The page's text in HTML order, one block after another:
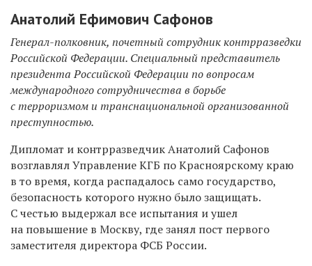
Анатолий Ефимович Сафонов
Генерал-полковник, почетный сотрудник контрразведки
Российской Федерации. Специальный представитель
президента Российской Федерации по вопросам
международного сотрудничества в борьбе
с терроризмом и транснациональной организованной
преступностью.
Дипломат и контрразведчикАнатолий Сафонов
возглавлял Управление КГБ по Красноярскому краю
в то время, когда распадалось само государство,
безопасность которого нужно было защищать.
С честью выдержал все испытания и ушел
на повышение в Москву, где занял пост первого
заместителя директора ФСБ России.